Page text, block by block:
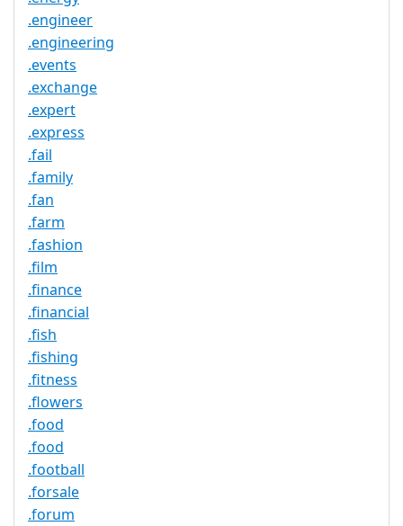
.engineer
.engineering
.events
.exchange
.expert
.express
.fail
.family
.fan
.farm
.fashion
.film
.finance
.financial
.fish
.fishing
.fitness
.flowers
.food
.food
.football
.forsale
.forum